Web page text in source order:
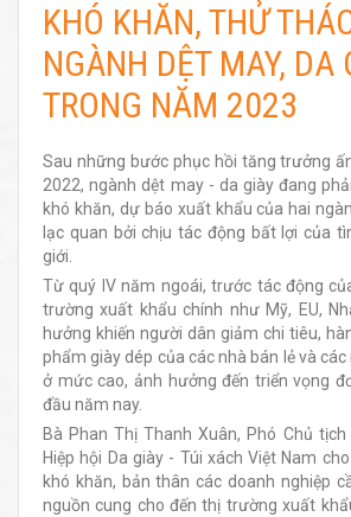
KHÓ KHĂN, THỬ
NGÀNH DỆT MAY, DA
TRONG NĂM 2023
Sau những bước phục hồi tăng trưởng
2022, ngành dệt may - da giày đang
khó khăn, dự báo xuất khẩu của hai
lạc quan bởi chịu tác động bất lợi của
giới.
Từ quý IV năm ngoái, trước tác động
trường xuất khẩu chính như Mỹ, EU,
hưởng khiến người dân giảm chi tiêu,
phẩm giày dép của các nhà bán lẻ và
ở mức cao, ảnh hưởng đến triển vọng
đầu năm nay.
Bà Phan Thị Thanh Xuân, Phó Chủ
Hiệp hội Da giày - Túi xách Việt Nam
khó khăn, bản thân các doanh nghiệp
nguồn cung cho đến thị trường xuất